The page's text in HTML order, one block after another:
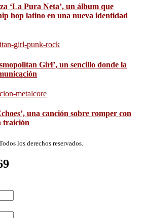
‘La Pura Neta’, un álbum que
hop latino en una nueva identidad
Girl’, un sencillo donde la
una canción sobre romper con
traición
los derechos reservados.